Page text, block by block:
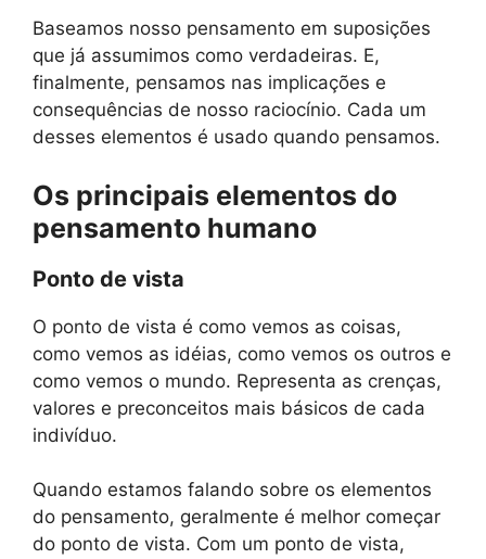
Baseamos nosso pensamento em suposições
que já assumimos como verdadeiras. E,
finalmente, pensamos nas implicações e
consequências de nosso raciocínio. Cada um
desses elementos é usado quando pensamos.
Os principais elementos do
pensamento humano
Ponto de vista
O ponto de vista é como vemos as coisas,
como vemos as idéias, como vemos os outros e
como vemos o mundo. Representa as crenças,
valores e preconceitos mais básicos de cada
indivíduo.
Quando estamos falando sobre os elementos
do pensamento, geralmente é melhor começar
do ponto de vista. Com um ponto de vista,